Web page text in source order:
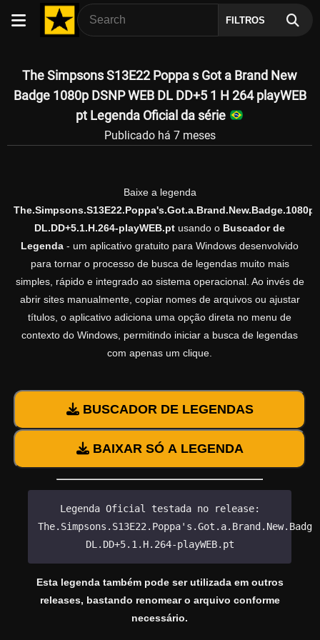
FILTROS
The Simpsons S13E22 Poppa s Got a Brand New
Badge 1080p DSNP WEB DL DD+5 1 H 264 playWEB
pt Legenda Oficial da série
Publicado há 7 meses
Baixe a legenda
DL.DD+5.1.H.264-playWEB.pt usando o Buscador de
Legenda - um aplicativo gratuito para Windows desenvolvido
para tornar o processo de busca de legendas muito mais
simples, rápido e integrado ao sistema operacional. Ao invés de
abrir sites manualmente, copiar nomes de arquivos ou ajustar
títulos, o aplicativo adiciona uma opção direta no menu de
contexto do Windows, permitindo iniciar a busca de legendas
com apenas um clique.
BUSCADOR DE LEGENDAS
BAIXAR SÓ A LEGENDA
Legenda Oficial testada no release:
DL.DD+5.1.H.264-playWEB.pt
Esta legenda também pode ser utilizada em outros
releases, bastando renomear o arquivo conforme
necessário.